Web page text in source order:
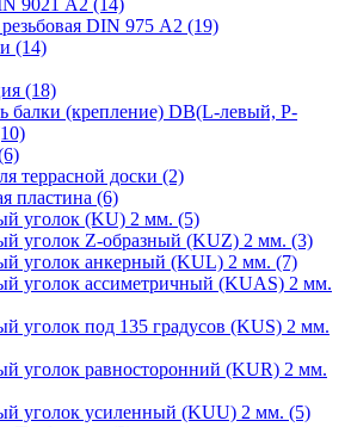
9021 А2 (14)
DIN 975 А2 (19)
(14)
(18)
балки (крепление) DB(L-левый, P-
террасной доски (2)
пластина (6)
уголок (KU) 2 мм. (5)
уголок Z-образный (KUZ) 2 мм. (3)
уголок анкерный (KUL) 2 мм. (7)
уголок ассиметричный (KUAS) 2 мм.
уголок под 135 градусов (KUS) 2 мм.
уголок равносторонний (KUR) 2 мм.
уголок усиленный (KUU) 2 мм. (5)